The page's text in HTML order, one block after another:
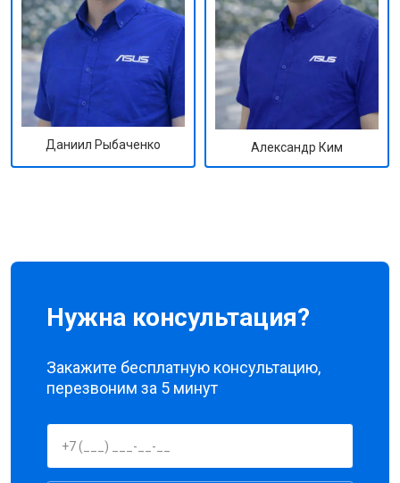
Даниил Рыбаченко Александр Ким
Нужна консультация?
Закажите бесплатную консультацию,
перезвоним за 5 минут